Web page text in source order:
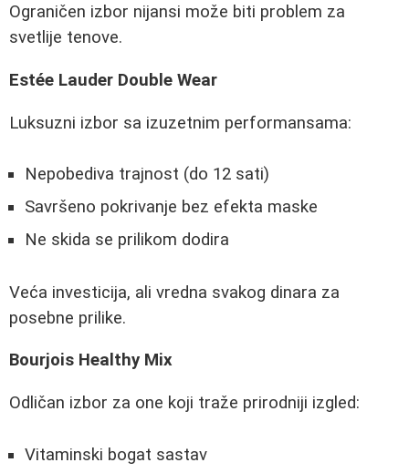
Ograničen izbor nijansi može biti problem za
svetlije tenove.
Estée Lauder Double Wear
Luksuzni izbor sa izuzetnim performansama:
Nepobediva trajnost (do 12 sati)
Savršeno pokrivanje bez efekta maske
Ne skida se prilikom dodira
Veća investicija, ali vredna svakog dinara za
posebne prilike.
Bourjois Healthy Mix
Odličan izbor za one koji traže prirodniji izgled:
Vitaminski bogat sastav